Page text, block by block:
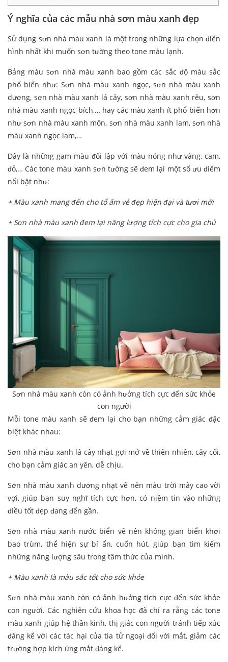
Ý nghĩa của các mẫu nhà sơn màu xanh đẹp
Sử dụng sơn nhà màu xanh là một trong những lựa chọn điển
hình nhất khi muốn sơn tường theo tone màu lạnh.
Bảng màu sơn nhà màu xanh bao gồm các sắc độ màu sắc
phổ biến như: Sơn nhà màu xanh ngọc, sơn nhà màu xanh
dương, sơn nhà màu xanh lá cây, sơn nhà màu xanh rêu, sơn
nhà màu xanh ngọc bích,… hay các màu xanh ít phổ biến hơn
như sơn nhà màu xanh môn, sơn nhà màu xanh lam, sơn nhà
màu xanh ngọc lam,…
Đây là những gam màu đối lập với màu nóng như vàng, cam,
đỏ,… Các tone màu xanh sơn tường sẽ đem lại một số ưu điểm
nổi bật như:
+ Màu xanh mang đến cho tổ ấm vẻ đẹp hiện đại và tươi mới
+ Sơn nhà màu xanh đem lại năng lượng tích cực cho gia chủ
Sơn nhà màu xanh còn có ảnh hưởng tích cực đến sức khỏe
con người
Mỗi tone màu xanh sẽ đem lại cho bạn những cảm giác đặc
biệt khác nhau:
Sơn nhà màu xanh lá cây nhạt gợi mở về thiên nhiên, cây cối,
cho bạn cảm giác an yên, dễ chịu.
Sơn nhà màu xanh dương nhạt vẽ nên màu trời mây cao vời
vợi, giúp bạn suy nghĩ tích cực hơn, có niềm tin vào những
điều tốt đẹp đang đến gần.
Sơn nhà màu xanh nước biển vẽ nên không gian biển khơi
bao trùm, thể hiện sự bí ẩn, cuốn hút, giúp bạn tìm kiếm
những năng lượng sâu trong tâm thức của mình.
+ Màu xanh là màu sắc tốt cho sức khỏe
Sơn nhà màu xanh còn có ảnh hưởng tích cực đến sức khỏe
con người. Các nghiên cứu khoa học đã chỉ ra rằng các tone
màu xanh giúp hệ thần kinh, thị giác con người tránh tiếp xúc
đáng kể với các tác hại của tia tử ngoại đối với mắt, giảm các
trường hợp kích ứng mắt đáng kể.